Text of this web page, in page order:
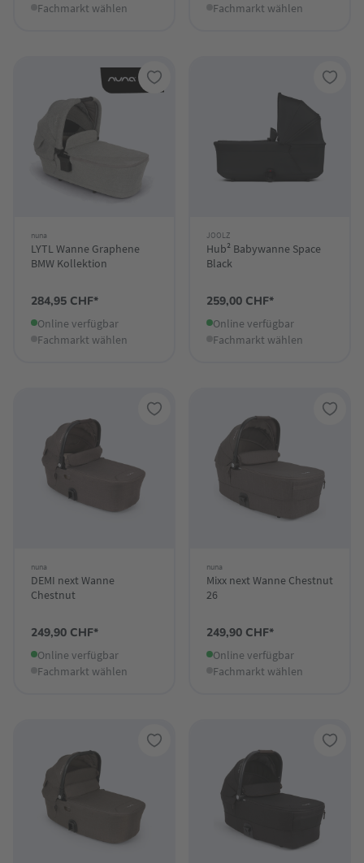
Fachmarkt wählen
Fachmarkt wählen
nuna
LYTL Wanne Graphene
BMW Kollektion
284,95 CHF*
Online verfügbar
Fachmarkt wählen
JOOLZ
Hub² Babywanne Space
Black
259,00 CHF*
Online verfügbar
Fachmarkt wählen
nuna
DEMI next Wanne
Chestnut
249,90 CHF*
Online verfügbar
Fachmarkt wählen
nuna
Mixx next Wanne Chestnut
26
249,90 CHF*
Online verfügbar
Fachmarkt wählen